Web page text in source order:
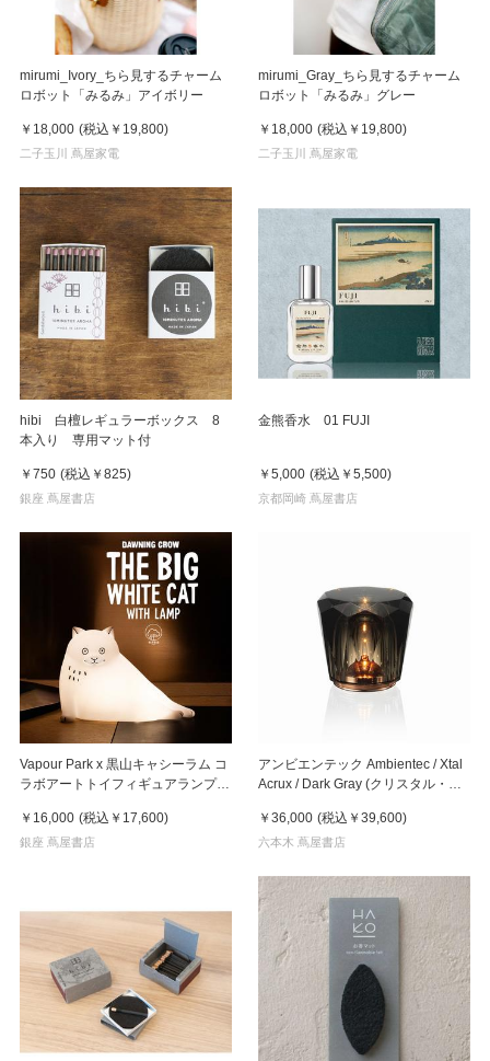
mirumi_Ivory_ちら見するチャーム
ロボット「みるみ」アイボリー
￥18,000 (税込 ￥19,800)
二子玉川 蔦屋家電
mirumi_Gray_ちら見するチャーム
ロボット「みるみ」グレー
￥18,000 (税込 ￥19,800)
二子玉川 蔦屋家電
hibi 白檀レギュラーボックス 8
本入り 専用マット付
￥750 (税込 ￥825)
銀座 蔦屋書店
金熊香水 01 FUJI
￥5,000 (税込 ￥5,500)
京都岡崎 蔦屋書店
Vapour Park x 黒山キャシーラム コ
ラボアートトイフィギュアランプ
LAMP》 黑山Kathy Lam
￥16,000 (税込 ￥17,600)
銀座 蔦屋書店
アンビエンテック Ambientec / Xtal
Acrux / Dark Gray (クリスタル・ア
￥36,000 (税込 ￥39,600)
六本木 蔦屋書店